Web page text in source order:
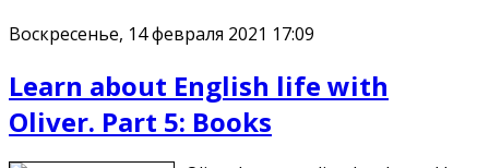
Воскресенье, 14 февраля 2021 17:09
Learn about English life with
Oliver. Part 5: Books